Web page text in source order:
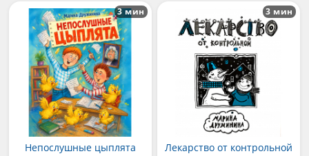
Непослушные цыплята
3 мин
Лекарство от контрольной
3 мин